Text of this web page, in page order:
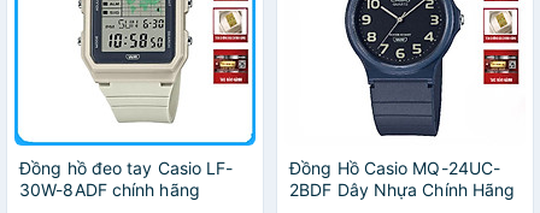
Đồng hồ đeo tay Casio LF-
30W-8ADF chính hãng
Đồng Hồ Casio MQ-24UC-
2BDF Dây Nhựa Chính Hãng